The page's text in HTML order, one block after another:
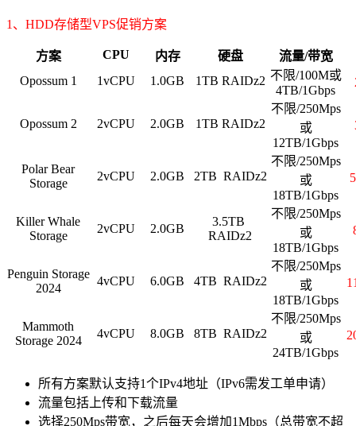
1、HDD存储型VPS促销方案
方案 CPU 内存 硬盘 流量/带宽
Opossum 1
1vCPU 1.0GB 1TB RAIDz2 不限/100M或
4TB/1Gbps
Opossum 2 2vCPU 2.0GB 1TB RAIDz2
不限/250Mps
或
12TB/1Gbps
Polar Bear
Storage
2vCPU 2.0GB 2TB RAIDz2
不限/250Mps
或
18TB/1Gbps
Killer Whale
Storage
2vCPU 2.0GB
3.5TB
RAIDz2
不限/250Mps
或
18TB/1Gbps
Penguin Storage
2024
4vCPU 6.0GB 4TB RAIDz2
不限/250Mps
或
18TB/1Gbps
Mammoth
Storage 2024
4vCPU 8.0GB 8TB RAIDz2
不限/250Mps
或
24TB/1Gbps
所有方案默认支持1个IPv4地址（IPv6需发工单申请）
流量包括上传和下载流量
选择250Mps带宽，之后每天会增加1Mbps（总带宽不超